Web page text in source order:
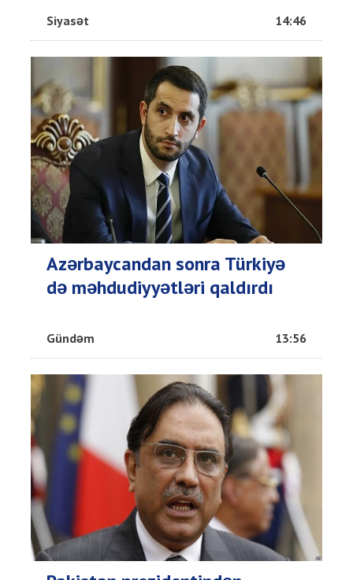
Siyasət 14:46
Azərbaycandan sonra Türkiyə
də məhdudiyyətləri qaldırdı
Gündəm 13:56